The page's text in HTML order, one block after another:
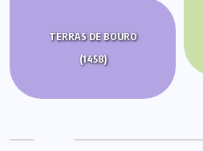
TERRAS DE BOURO
(1458)